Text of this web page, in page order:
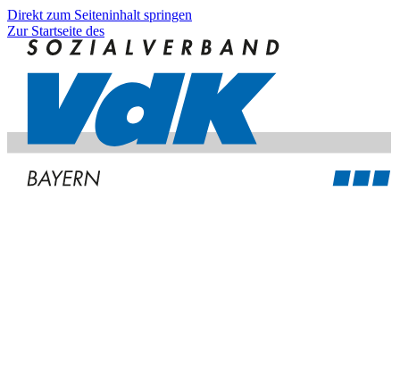
Direkt zum Seiteninhalt springen
Zur Startseite des